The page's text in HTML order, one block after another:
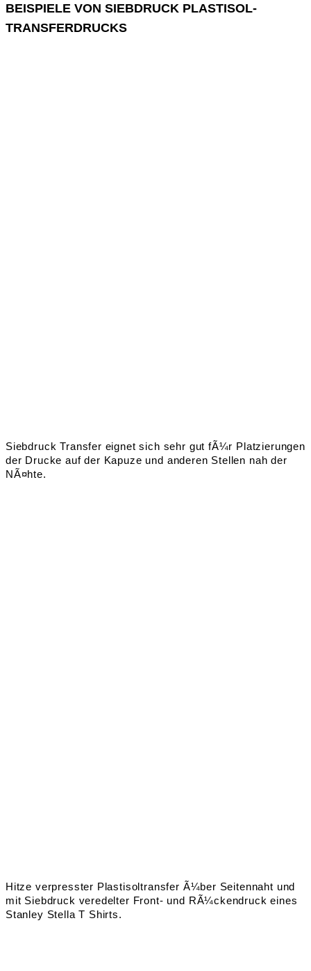
BEISPIELE VON SIEBDRUCK PLASTISOL-
TRANSFERDRUCKS
Siebdruck Transfer eignet sich sehr gut fÃ¼r Platzierungen
der Drucke auf der Kapuze und anderen Stellen nah der
NÃ¤hte.
Hitze verpresster Plastisoltransfer Ã¼ber Seitennaht und
mit Siebdruck veredelter Front- und RÃ¼ckendruck eines
Stanley Stella T Shirts.